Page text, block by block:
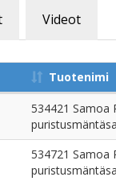
Videot
Tuotenimi
534421 Samoa
534721 Samoa